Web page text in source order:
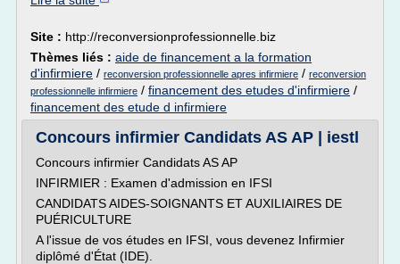
Site : http://reconversionprofessionnelle.biz
Thèmes liés : aide de financement a la formation
d'infirmiere / reconversion professionnelle apres infirmiere / reconversion
professionnelle infirmiere / financement des etudes d'infirmiere /
financement des etude d infirmiere
Concours infirmier Candidats AS AP | iestl
Concours infirmier Candidats AS AP
INFIRMIER : Examen d'admission en IFSI
CANDIDATS AIDES-SOIGNANTS ET AUXILIAIRES DE
PUÉRICULTURE
A l'issue de vos études en IFSI, vous devenez Infirmier
diplômé d'État (IDE).